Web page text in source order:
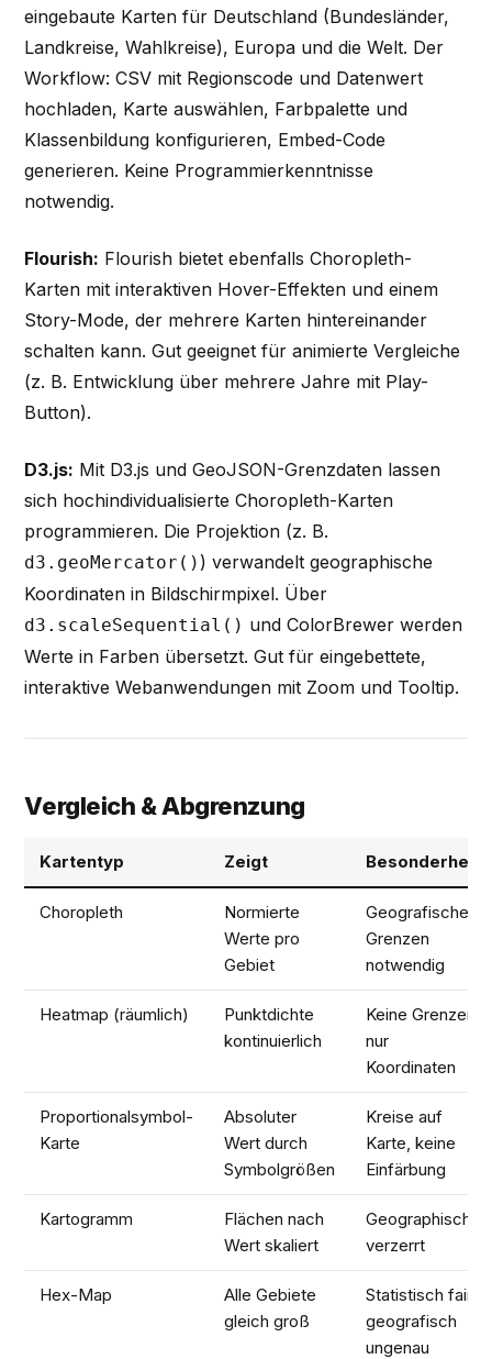
eingebaute Karten für Deutschland (Bundesländer,
Landkreise, Wahlkreise), Europa und die Welt. Der
Workflow: CSV mit Regionscode und Datenwert
hochladen, Karte auswählen, Farbpalette und
Klassenbildung konfigurieren, Embed-Code
generieren. Keine Programmierkenntnisse
notwendig.
Flourish: Flourish bietet ebenfalls Choropleth-
Karten mit interaktiven Hover-Effekten und einem
Story-Mode, der mehrere Karten hintereinander
schalten kann. Gut geeignet für animierte Vergleiche
(z. B. Entwicklung über mehrere Jahre mit Play-
Button).
D3.js: Mit D3.js und GeoJSON-Grenzdaten lassen
sich hochindividualisierte Choropleth-Karten
programmieren. Die Projektion (z. B.
d3.geoMercator() ) verwandelt geographische
Koordinaten in Bildschirmpixel. Über
d3.scaleSequential() und ColorBrewer werden
Werte in Farben übersetzt. Gut für eingebettete,
interaktive Webanwendungen mit Zoom und Tooltip.
Vergleich & Abgrenzung
Kartentyp Zeigt Besonderheit
Choropleth
Normierte
Werte pro
Gebiet
Geografische
Grenzen
notwendig
Heatmap (räumlich)
Punktdichte
kontinuierlich
Keine Grenzen,
nur
Koordinaten
Proportionalsymbol-
Karte
Absoluter
Wert durch
Symbolgrößen
Kreise auf
Karte, keine
Einfärbung
Kartogramm
Flächen nach
Wert skaliert
Geographisch
verzerrt
Hex-Map
Alle Gebiete
gleich groß
Statistisch fair,
geografisch
ungenau